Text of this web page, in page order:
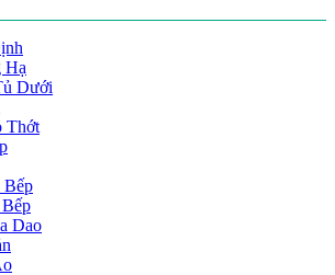
Hạ
Dưới
Thớt
Bếp
Dao